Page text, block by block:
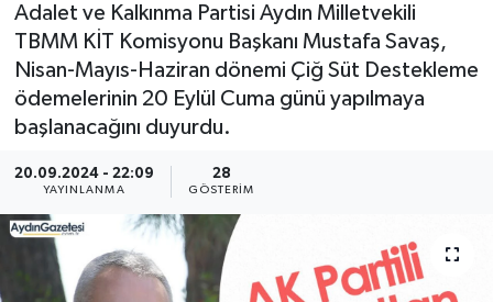
Adalet ve Kalkınma Partisi Aydın Milletvekili
TBMM KİT Komisyonu Başkanı Mustafa Savaş,
Nisan-Mayıs-Haziran dönemi Çiğ Süt Destekleme
ödemelerinin 20 Eylül Cuma günü yapılmaya
başlanacağını duyurdu.
20.09.2024 - 22:09
YAYINLANMA
28
GÖSTERIM